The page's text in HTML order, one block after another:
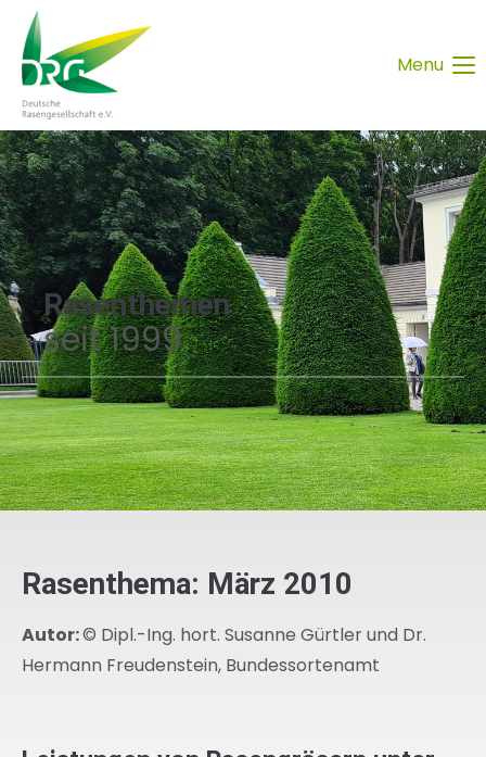
Menu
Rasenthemen
seit 1999
Rasenthema: März 2010
Autor:© Dipl.-Ing. hort. Susanne Gürtler und Dr.
Hermann Freudenstein, Bundessortenamt